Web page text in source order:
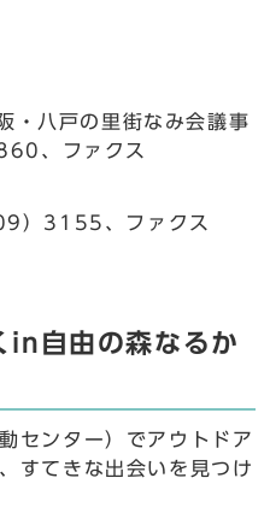
・八戸の里街なみ会議事
、ファクス
）3155、ファクス
in自由の森なるか
センター）でアウトドア
すてきな出会いを見つけ